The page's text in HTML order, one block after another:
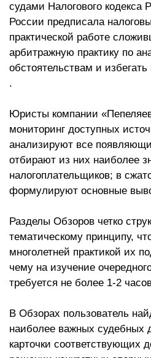
судами Налогового
России предписала
практической работе
арбитражную практику по
обстоятельствам и
.
Юристы компании
мониторинг доступных
анализируют все
отбирают из них наиболее
налогоплательщиков; в
формулируют основные
Разделы Обзоров четко
тематическому принципу,
многолетней практикой их
чему на изучение
требуется не более 1-2
В Обзорах пользователь
наиболее важных судебных
карточки соответствующих